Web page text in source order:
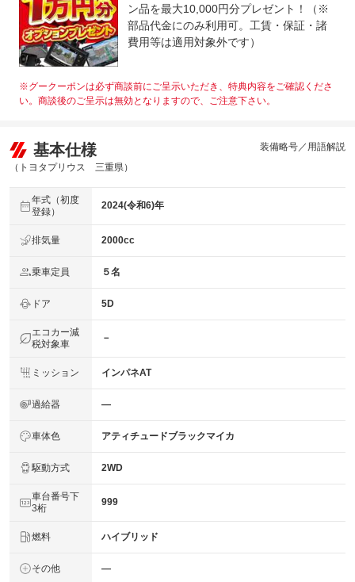
ン品を最大10,000円分プレゼント！（※
部品代金にのみ利用可。工賃・保証・諸
費用等は適用対象外です）
※グークーポンは必ず商談前にご呈示いただき、特典内容をご確認くださ
い。商談後のご呈示は無効となりますので、ご注意下さい。
基本仕様
（トヨタプリウス 三重県）
装備略号／用語解説
年式（初度
登録）
2024(令和6)年
排気量 2000cc
乗車定員 ５名
ドア 5D
エコカー減
税対象車
－
ミッション インパネAT
過給器 ―
車体色 アティチュードブラックマイカ
駆動方式 2WD
車台番号下
3桁
999
燃料 ハイブリッド
その他 ―